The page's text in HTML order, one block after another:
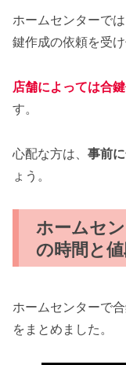
ホームセンターで
鍵作成の依頼を受け
店舗によっては合
す。
心配な方は、 事前
ょう。
ホームセ
の時間と
ホームセンターで
をまとめました。